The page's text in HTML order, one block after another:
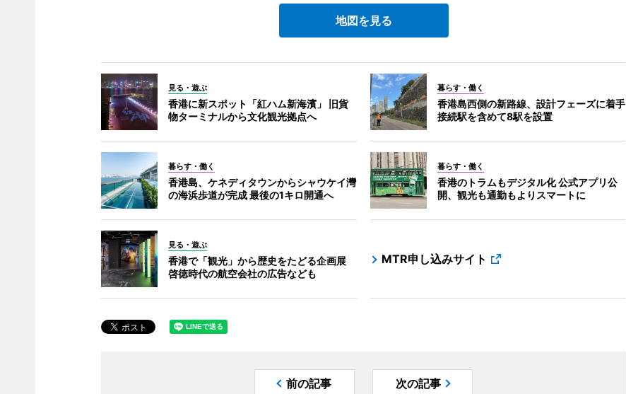
地図を見る
見る・遊ぶ
香港に新スポット「紅ハム新海濱」 旧貨
物ターミナルから文化観光拠点へ
暮らす・働く
香港島西側の新路線、設計フェーズに着手
接続駅を含めて8駅を設置
暮らす・働く
香港島、ケネディタウンからシャウケイ灣
の海浜歩道が完成 最後の1キロ開通へ
暮らす・働く
香港のトラムもデジタル化 公式アプリ公
開、観光も通勤もよりスマートに
見る・遊ぶ
香港で「観光」から歴史をたどる企画展
啓徳時代の航空会社の広告なども
MTR申し込みサイト
前の記事 次の記事